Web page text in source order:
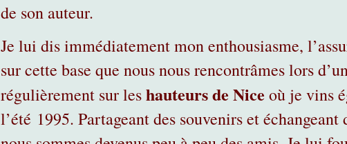
de son auteur.
Je lui dis immédiatement mon enthousiasme,
sur cette base que nous nous rencontrâmes lors
régulièrement sur leshauteurs de Nice où je vins
l’été 1995. Partageant des souvenirs et